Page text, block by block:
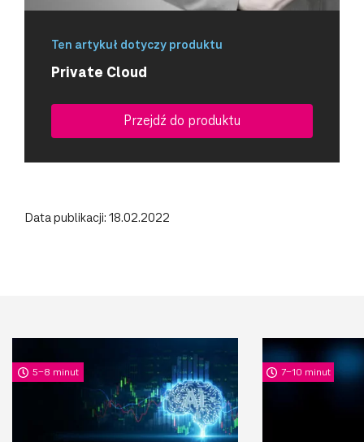
Ten artykuł dotyczy produktu
Private Cloud
Przejdź do produktu
Data publikacji: 18.02.2022
5-8 minut 7-10 minut